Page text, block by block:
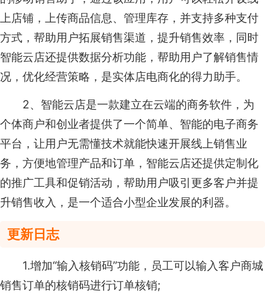
上店铺，上传商品信息、管理库存，并支持多种支付
方式，帮助用户拓展销售渠道，提升销售效率，同时
智能云店还提供数据分析功能，帮助用户了解销售情
况，优化经营策略，是实体店电商化的得力助手。
2、智能云店是一款建立在云端的商务软件，为
个体商户和创业者提供了一个简单、智能的电子商务
平台，让用户无需懂技术就能快速开展线上销售业
务，方便地管理产品和订单，智能云店还提供定制化
的推广工具和促销活动，帮助用户吸引更多客户并提
升销售收入，是一个适合小型企业发展的利器。
更新日志
1.增加“输入核销码”功能，员工可以输入客户商城
销售订单的核销码进行订单核销;